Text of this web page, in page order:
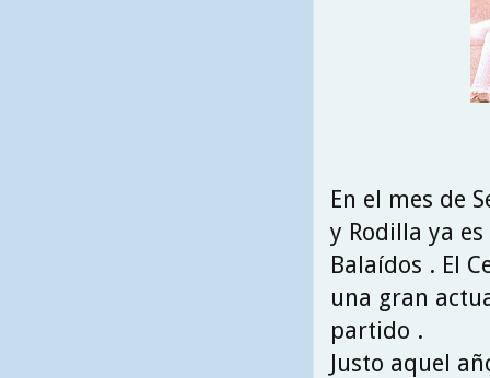
En el mes de
y Rodilla ya
Balaídos . El
una gran
partido .
Justo aquel